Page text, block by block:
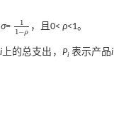
σ=
1
1−ρ
11-ρ ，且0<ρ<1。
i上的总支出， Pi表示产品i